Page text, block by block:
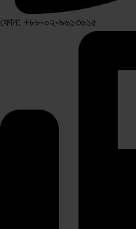
ফোন: +৮৮-০২-৯৬১৩৬১৫